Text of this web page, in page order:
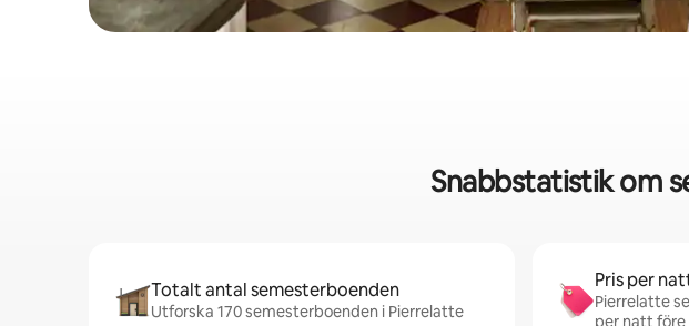
Snabbstatistik om
Totalt antal semesterboenden
Utforska 170 semesterboenden i Pierrelatte
Pris per
Pierrelatte
per natt